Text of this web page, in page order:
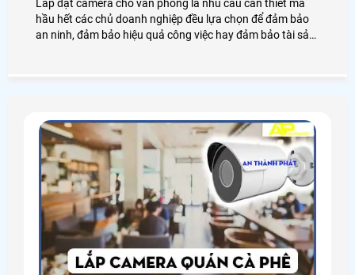
Lắp đặt camera cho văn phòng là nhu cầu cần thiết mà
hầu hết các chủ doanh nghiệp đều lựa chọn để đảm bảo
an ninh, đảm bảo hiệu quả công việc hay đảm bảo tài sản